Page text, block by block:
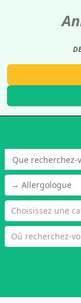
→ Allergologue
Choisissez une
Où recherchez-